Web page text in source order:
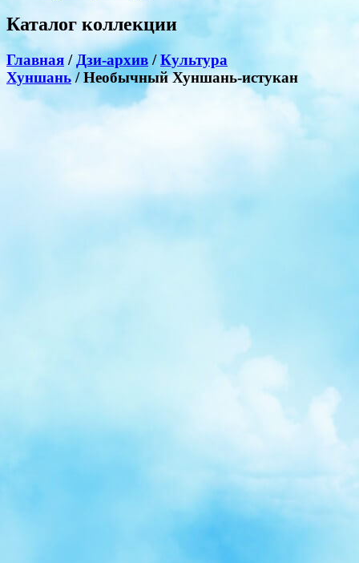
Каталог коллекции
Главная /Дзи-архив /Культура
Хуншань / Необычный Хуншань-истукан